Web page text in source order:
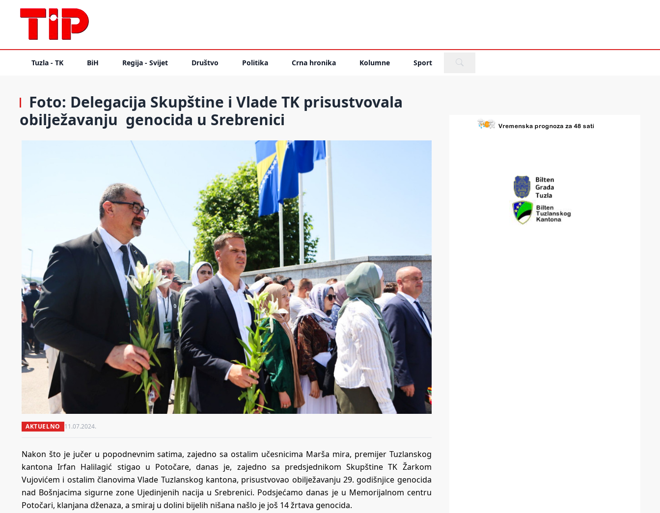
Tuzla - TK BiH Regija - Svijet Društvo Politika Crna hronika Kolumne Sport
Foto: Delegacija Skupštine i Vlade TK prisustvovala
obilježavanju genocida u Srebrenici
AKTUELNO 11.07.2024.
Nakon što je jučer u popodnevnim satima, zajedno sa ostalim učesnicima Marša mira, premijer Tuzlanskog
kantona Irfan Halilagić stigao u Potočare, danas je, zajedno sa predsjednikom Skupštine TK Žarkom
Vujovićem i ostalim članovima Vlade Tuzlanskog kantona, prisustvovao obilježavanju 29. godišnjice genocida
nad Bošnjacima sigurne zone Ujedinjenih nacija u Srebrenici. Podsjećamo danas je u Memorijalnom centru
Potočari, klanjana dženaza, a smiraj u dolini bijelih nišana našlo je još 14 žrtava genocida.